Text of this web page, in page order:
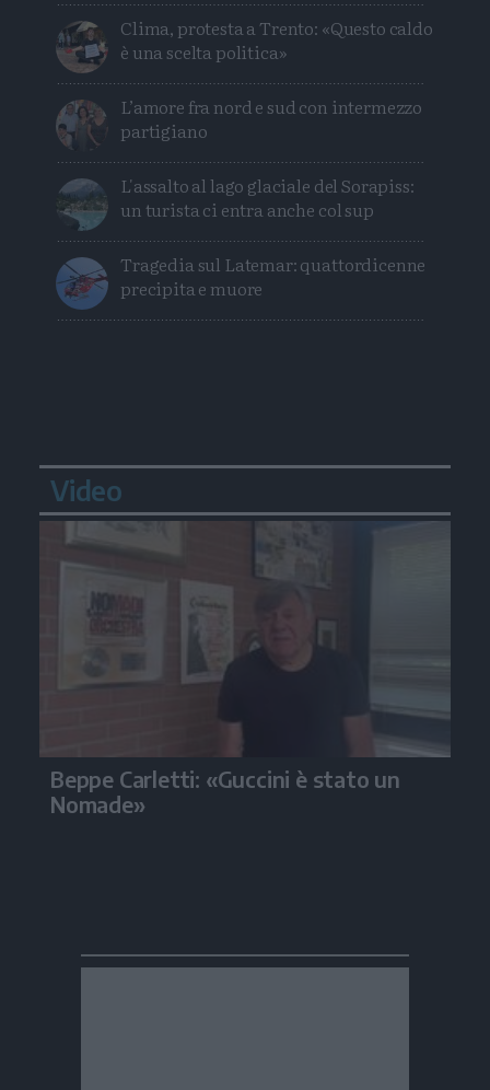
Clima, protesta a Trento: «Questo caldo
è una scelta politica»
L’amore fra nord e sud con intermezzo
partigiano
L'assalto al lago glaciale del Sorapiss:
un turista ci entra anche col sup
Tragedia sul Latemar: quattordicenne
precipita e muore
Video
Beppe Carletti: «Guccini è stato un
Nomade»